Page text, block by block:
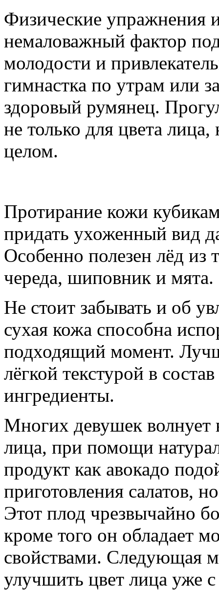
Физические упражнения
немаловажный фактор
молодости и
гимнастка по утрам или
здоровый румянец.
не только для цвета
целом.
Протирание кожи
придать ухоженный вид
Особенно полезен лёд из
череда, шиповник и мята.
Не стоит забывать и об
сухая кожа способна
подходящий момент.
лёгкой текстурой в
ингредиенты.
Многих девушек волнует
лица, при помощи
продукт как авокадо
приготовления салатов,
Этот плод чрезвычайно
кроме того он
свойствами. Следующая
улучшить цвет лица уже